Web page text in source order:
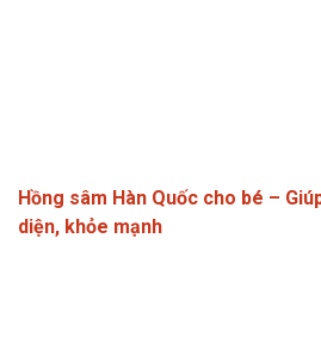
Hồng sâm Hàn Quốc cho bé –
diện, khỏe mạnh